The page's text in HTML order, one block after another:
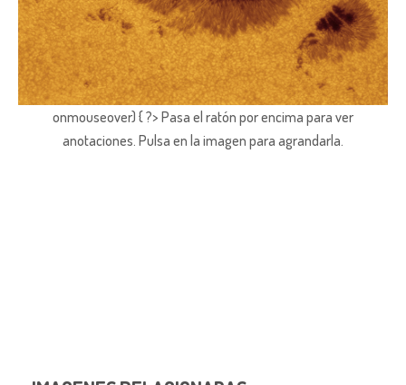
onmouseover) { ?> Pasa el ratón por encima para ver
anotaciones. Pulsa en la imagen para agrandarla.